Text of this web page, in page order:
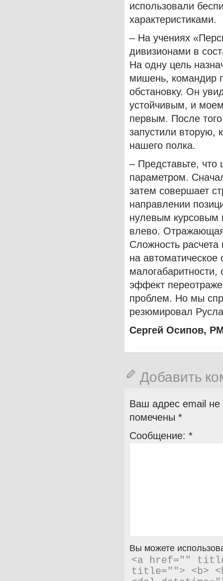
использовали
характеристиками.
– На учениях
дивизионами в
На одну цель
мишень, командир
обстановку. Он
устойчивым, и
первым. После
запустили вторую,
нашего полка.
– Представьте,
параметром.
затем совершает
направлении
нулевым курсовым
влево.
Сложность расчета
на
эффект
проблем. Но мы
резюмировал
Сергей Осипов,
Добавить
Ваш адрес email не
помечены *
Сообщение: *
Вы можете
<a href=""
title=""> <b>